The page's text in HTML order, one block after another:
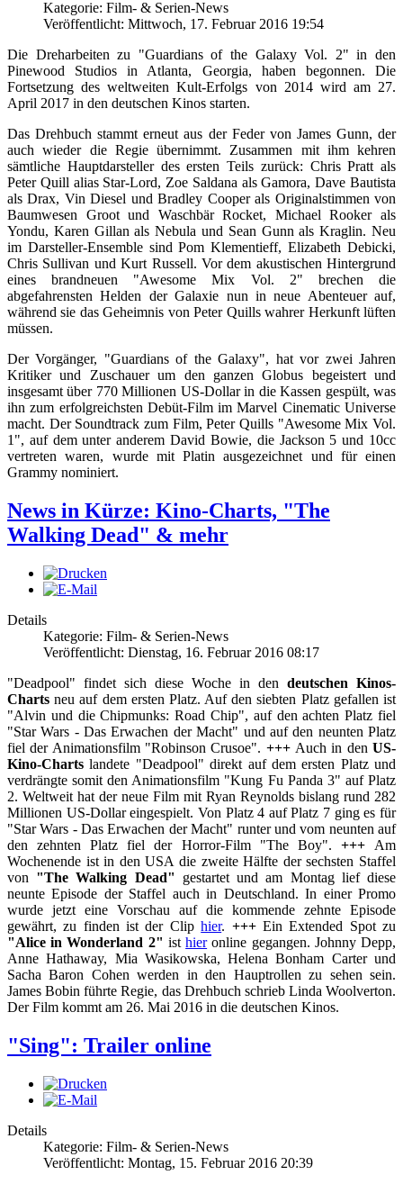
Kategorie: Film- & Serien-News
Veröffentlicht: Mittwoch, 17. Februar 2016 19:54
Die Dreharbeiten zu "Guardians of the Galaxy Vol. 2" in den
Pinewood Studios in Atlanta, Georgia, haben begonnen. Die
Fortsetzung des weltweiten Kult-Erfolgs von 2014 wird am 27.
April 2017 in den deutschen Kinos starten.
Das Drehbuch stammt erneut aus der Feder von James Gunn, der
auch wieder die Regie übernimmt. Zusammen mit ihm kehren
sämtliche Hauptdarsteller des ersten Teils zurück: Chris Pratt als
Peter Quill alias Star-Lord, Zoe Saldana als Gamora, Dave Bautista
als Drax, Vin Diesel und Bradley Cooper als Originalstimmen von
Baumwesen Groot und Waschbär Rocket, Michael Rooker als
Yondu, Karen Gillan als Nebula und Sean Gunn als Kraglin. Neu
im Darsteller-Ensemble sind Pom Klementieff, Elizabeth Debicki,
Chris Sullivan und Kurt Russell. Vor dem akustischen Hintergrund
eines brandneuen "Awesome Mix Vol. 2" brechen die
abgefahrensten Helden der Galaxie nun in neue Abenteuer auf,
während sie das Geheimnis von Peter Quills wahrer Herkunft lüften
müssen.
Der Vorgänger, "Guardians of the Galaxy", hat vor zwei Jahren
Kritiker und Zuschauer um den ganzen Globus begeistert und
insgesamt über 770 Millionen US-Dollar in die Kassen gespült, was
ihn zum erfolgreichsten Debüt-Film im Marvel Cinematic Universe
macht. Der Soundtrack zum Film, Peter Quills "Awesome Mix Vol.
1", auf dem unter anderem David Bowie, die Jackson 5 und 10cc
vertreten waren, wurde mit Platin ausgezeichnet und für einen
Grammy nominiert.
News in Kürze: Kino-Charts, "The
Walking Dead" & mehr
Details
Kategorie: Film- & Serien-News
Veröffentlicht: Dienstag, 16. Februar 2016 08:17
"Deadpool" findet sich diese Woche in den deutschen Kinos-
Charts neu auf dem ersten Platz. Auf den siebten Platz gefallen ist
"Alvin und die Chipmunks: Road Chip", auf den achten Platz fiel
"Star Wars - Das Erwachen der Macht" und auf den neunten Platz
fiel der Animationsfilm "Robinson Crusoe". +++ Auch in den US-
Kino-Charts landete "Deadpool" direkt auf dem ersten Platz und
verdrängte somit den Animationsfilm "Kung Fu Panda 3" auf Platz
2. Weltweit hat der neue Film mit Ryan Reynolds bislang rund 282
Millionen US-Dollar eingespielt. Von Platz 4 auf Platz 7 ging es für
"Star Wars - Das Erwachen der Macht" runter und vom neunten auf
den zehnten Platz fiel der Horror-Film "The Boy". +++ Am
Wochenende ist in den USA die zweite Hälfte der sechsten Staffel
von "The Walking Dead" gestartet und am Montag lief diese
neunte Episode der Staffel auch in Deutschland. In einer Promo
wurde jetzt eine Vorschau auf die kommende zehnte Episode
gewährt, zu finden ist der Cliphier. +++ Ein Extended Spot zu
"Alice in Wonderland 2" isthieronline gegangen. Johnny Depp,
Anne Hathaway, Mia Wasikowska, Helena Bonham Carter und
Sacha Baron Cohen werden in den Hauptrollen zu sehen sein.
James Bobin führte Regie, das Drehbuch schrieb Linda Woolverton.
Der Film kommt am 26. Mai 2016 in die deutschen Kinos.
"Sing": Trailer online
Details
Kategorie: Film- & Serien-News
Veröffentlicht: Montag, 15. Februar 2016 20:39